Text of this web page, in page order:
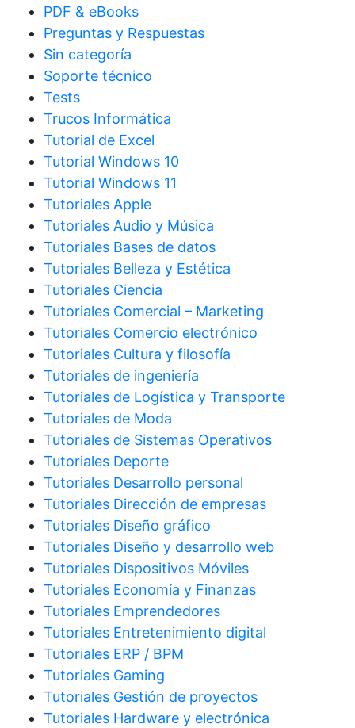
PDF & eBooks
Preguntas y Respuestas
Sin categoría
Soporte técnico
Tests
Trucos Informática
Tutorial de Excel
Tutorial Windows 10
Tutorial Windows 11
Tutoriales Apple
Tutoriales Audio y Música
Tutoriales Bases de datos
Tutoriales Belleza y Estética
Tutoriales Ciencia
Tutoriales Comercial – Marketing
Tutoriales Comercio electrónico
Tutoriales Cultura y filosofía
Tutoriales de ingeniería
Tutoriales de Logística y Transporte
Tutoriales de Moda
Tutoriales de Sistemas Operativos
Tutoriales Deporte
Tutoriales Desarrollo personal
Tutoriales Dirección de empresas
Tutoriales Diseño gráfico
Tutoriales Diseño y desarrollo web
Tutoriales Dispositivos Móviles
Tutoriales Economía y Finanzas
Tutoriales Emprendedores
Tutoriales Entretenimiento digital
Tutoriales ERP / BPM
Tutoriales Gaming
Tutoriales Gestión de proyectos
Tutoriales Hardware y electrónica